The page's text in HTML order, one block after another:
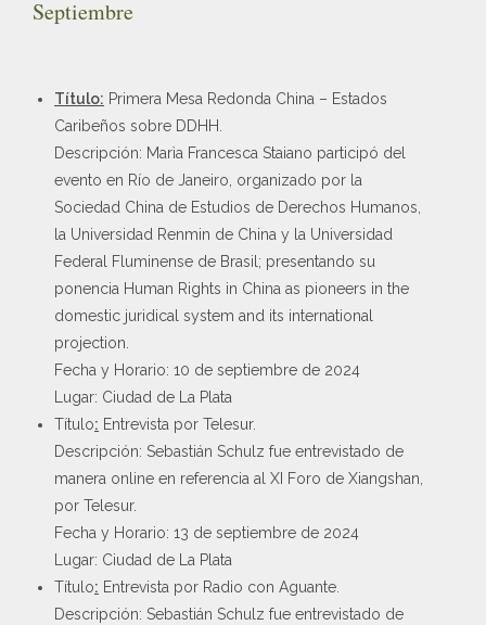
Septiembre
Título: Primera Mesa Redonda China – Estados
Caribeños sobre DDHH.
Descripción: Marìa Francesca Staiano participó del
evento en Río de Janeiro, organizado por la
Sociedad China de Estudios de Derechos Humanos,
la Universidad Renmin de China y la Universidad
Federal Fluminense de Brasil; presentando su
ponencia Human Rights in China as pioneers in the
domestic juridical system and its international
projection.
Fecha y Horario: 10 de septiembre de 2024
Lugar: Ciudad de La Plata
Título: Entrevista por Telesur.
Descripción: Sebastián Schulz fue entrevistado de
manera online en referencia al XI Foro de Xiangshan,
por Telesur.
Fecha y Horario: 13 de septiembre de 2024
Lugar: Ciudad de La Plata
Título: Entrevista por Radio con Aguante.
Descripción: Sebastián Schulz fue entrevistado de